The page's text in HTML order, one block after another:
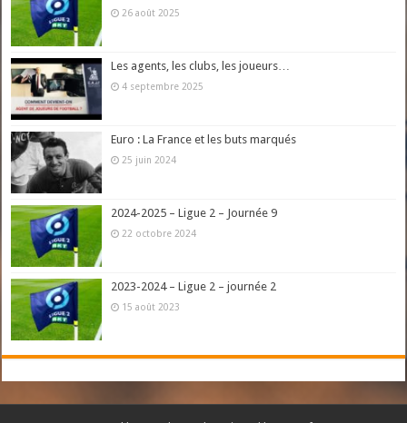
26 août 2025
Les agents, les clubs, les joueurs…
4 septembre 2025
Euro : La France et les buts marqués
25 juin 2024
2024-2025 – Ligue 2 – Journée 9
22 octobre 2024
2023-2024 – Ligue 2 – journée 2
15 août 2023